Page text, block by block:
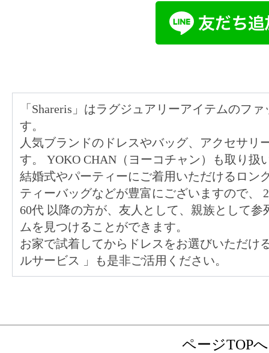
「Shareris」はラグジュアリーアイテムのフ
す。
人気ブランドのドレスやバッグ、アクセサリ
す。 YOKO CHAN（ヨーコチャン）も取り扱
結婚式やパーティーにご着用いただけるロン
ティーバッグなどが豊富にございますので、
60代 以降の方が、友人として、親族として
ムを見つけることができます。
お家で試着してからドレスをお選びいただけ
ルサービス
」も是非ご活用ください。
ページTOPへ